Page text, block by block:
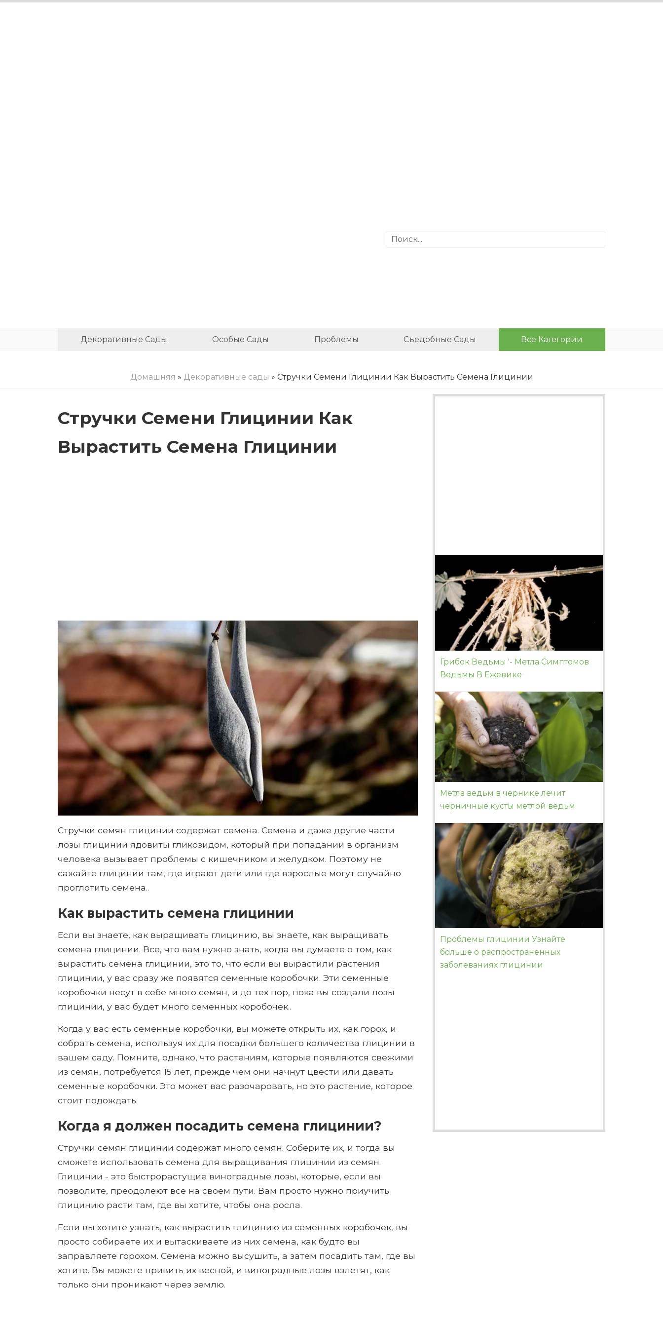
Декоративные Сады Особые Сады Проблемы Съедобные Сады Все Категории
Домашняя » Декоративные сады » Стручки Семени Глицинии Как Вырастить Семена Глицинии
Стручки Семени Глицинии Как
Вырастить Семена Глицинии
Стручки семян глицинии содержат семена. Семена и даже другие части
лозы глицинии ядовиты гликозидом, который при попадании в организм
человека вызывает проблемы с кишечником и желудком. Поэтому не
сажайте глицинии там, где играют дети или где взрослые могут случайно
проглотить семена..
Как вырастить семена глицинии
Если вы знаете, как выращивать глицинию, вы знаете, как выращивать
семена глицинии. Все, что вам нужно знать, когда вы думаете о том, как
вырастить семена глицинии, это то, что если вы вырастили растения
глицинии, у вас сразу же появятся семенные коробочки. Эти семенные
коробочки несут в себе много семян, и до тех пор, пока вы создали лозы
глицинии, у вас будет много семенных коробочек..
Когда у вас есть семенные коробочки, вы можете открыть их, как горох, и
собрать семена, используя их для посадки большего количества глицинии в
вашем саду. Помните, однако, что растениям, которые появляются свежими
из семян, потребуется 15 лет, прежде чем они начнут цвести или давать
семенные коробочки. Это может вас разочаровать, но это растение, которое
стоит подождать.
Когда я должен посадить семена глицинии?
Стручки семян глицинии содержат много семян. Соберите их, и тогда вы
сможете использовать семена для выращивания глицинии из семян.
Глицинии - это быстрорастущие виноградные лозы, которые, если вы
позволите, преодолеют все на своем пути. Вам просто нужно приучить
глицинию расти там, где вы хотите, чтобы она росла.
Если вы хотите узнать, как вырастить глицинию из семенных коробочек, вы
просто собираете их и вытаскиваете из них семена, как будто вы
заправляете горохом. Семена можно высушить, а затем посадить там, где вы
хотите. Вы можете привить их весной, и виноградные лозы взлетят, как
только они проникают через землю.
Грибок Ведьмы '- Метла Симптомов
Ведьмы В Ежевике
Метла ведьм в чернике лечит
черничные кусты метлой ведьм
Проблемы глицинии Узнайте
больше о распространенных
заболеваниях глицинии